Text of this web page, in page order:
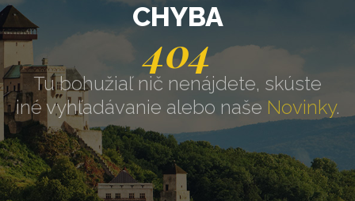
CHYBA
404
Tu bohužiaľ nič nenájdete, skúste
iné vyhľadávanie alebo naše Novinky.